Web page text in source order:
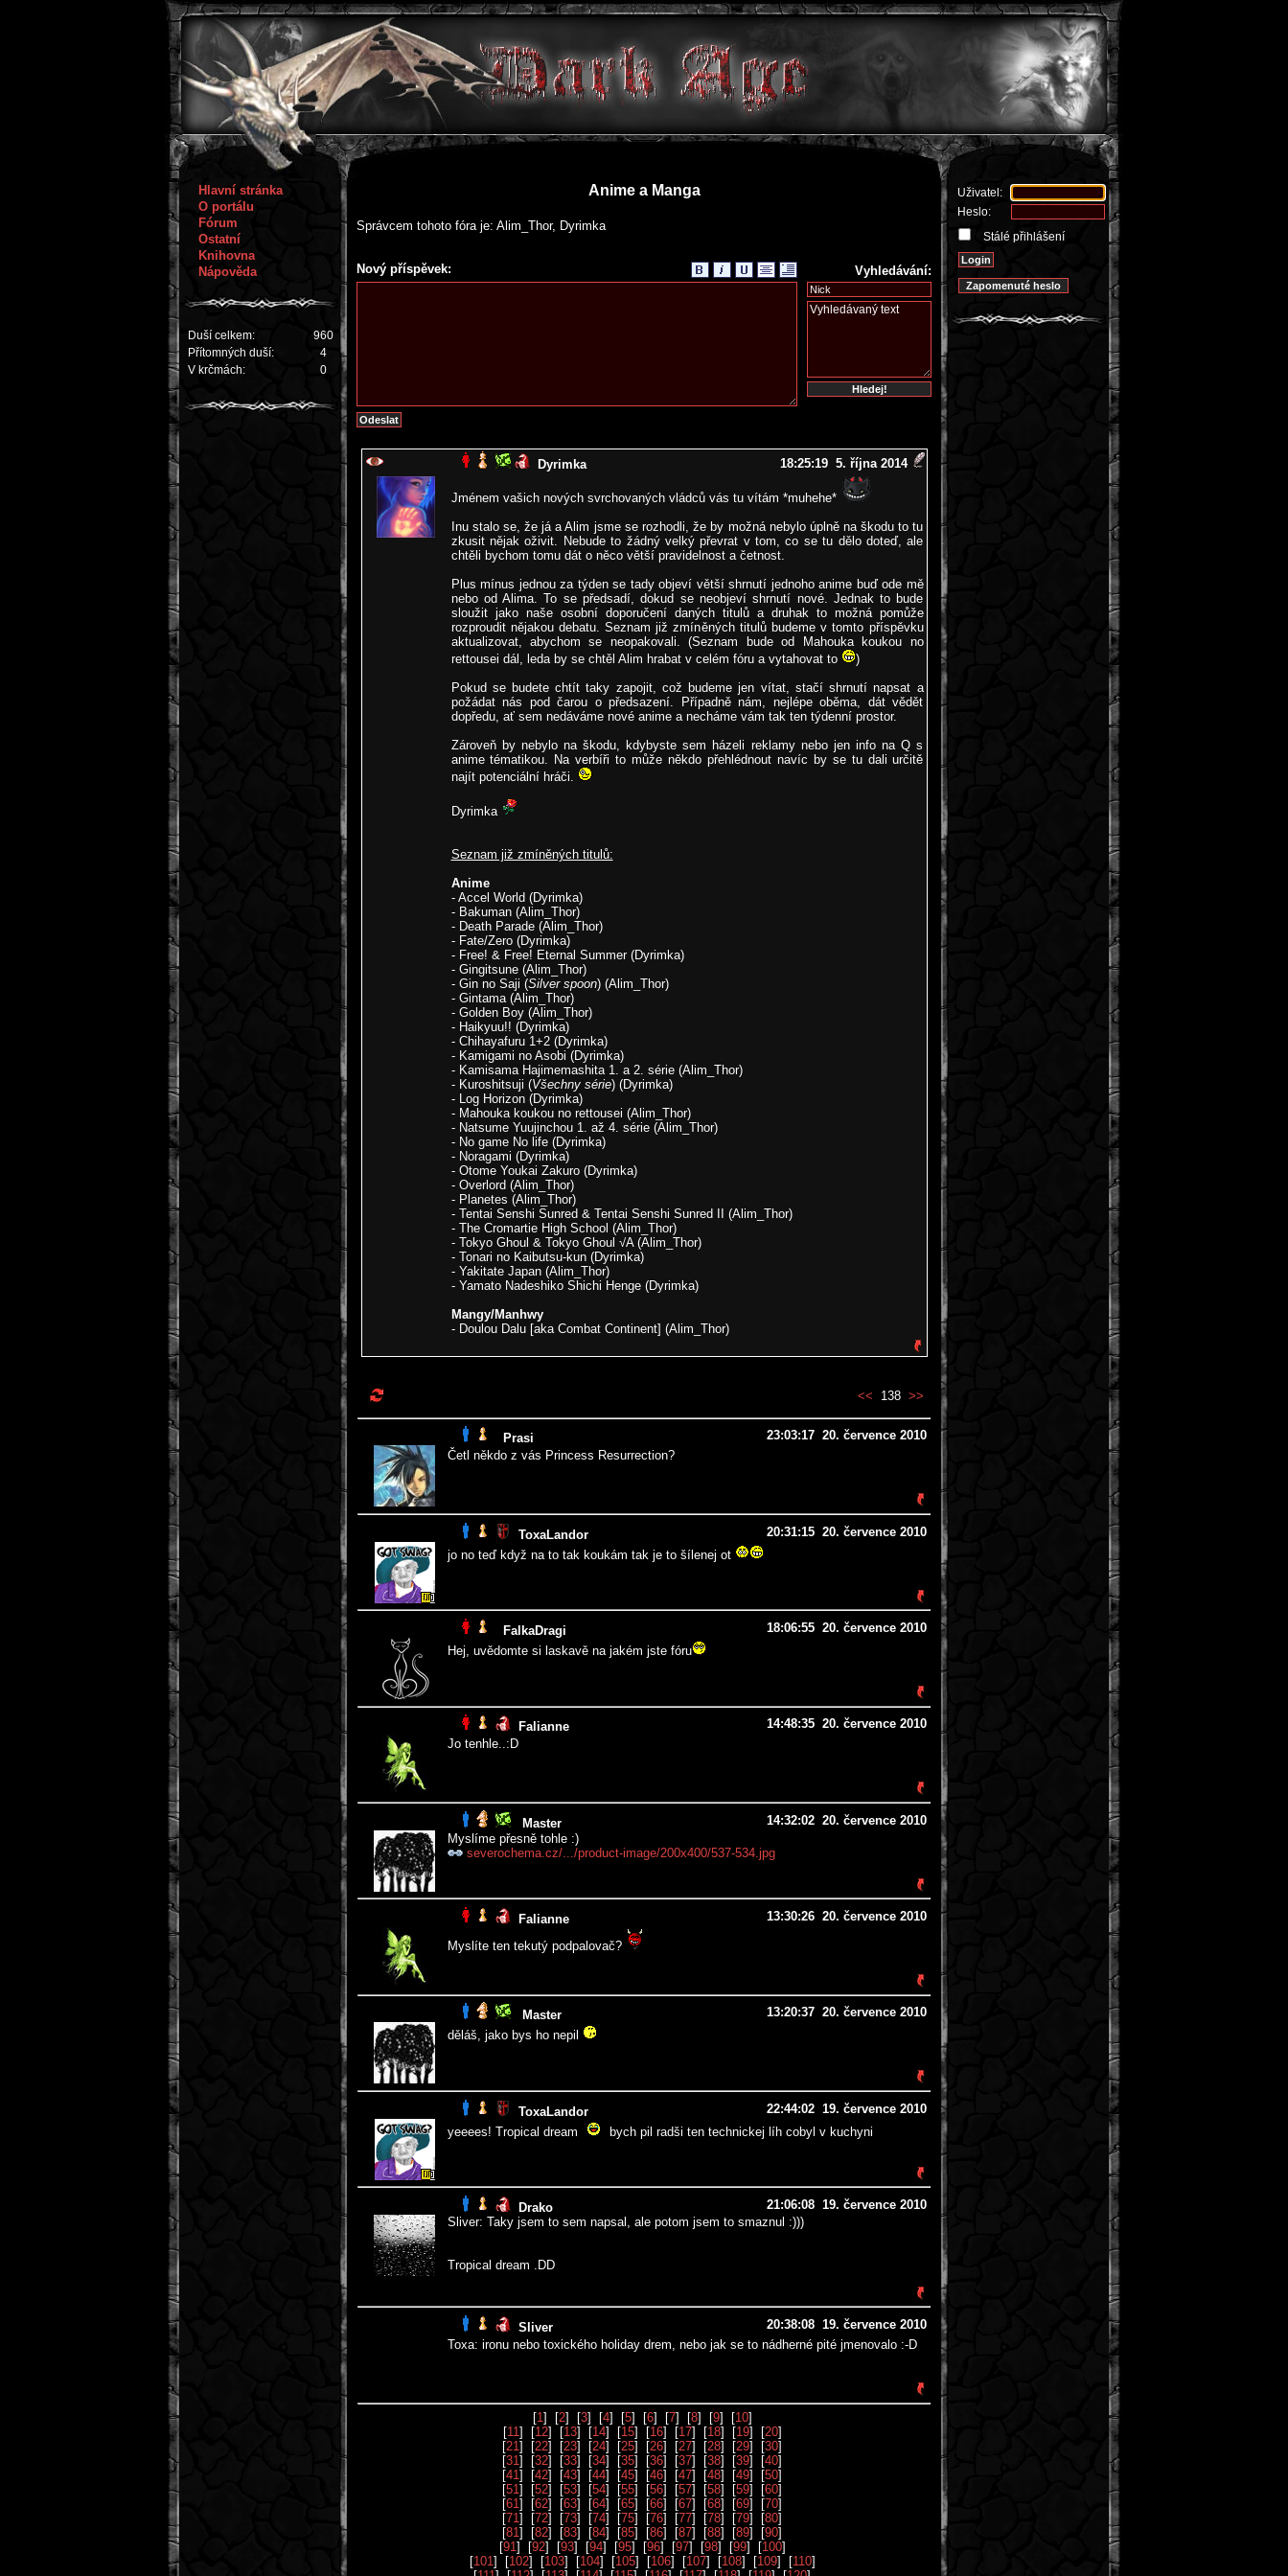
Hlavní stránka
O portálu
Fórum
Ostatní
Knihovna
Nápověda
Duší celkem:
960
Přítomných duší:
4
V krčmách:
0
Anime a Manga
Správcem tohoto fóra je: Alim_Thor, Dyrimka
Nový příspěvek: Vyhledávání:
Dyrimka 18:25:19 5. října 2014
Jménem vašich nových svrchovaných vládců vás tu vítám *muhehe*
Inu stalo se, že já a Alim jsme se rozhodli, že by možná nebylo úplně na škodu to tu
zkusit nějak oživit. Nebude to žádný velký převrat v tom, co se tu dělo doteď, ale
chtěli bychom tomu dát o něco větší pravidelnost a četnost.
Plus mínus jednou za týden se tady objeví větší shrnutí jednoho anime buď ode mě
nebo od Alima. To se předsadí, dokud se neobjeví shrnutí nové. Jednak to bude
sloužit jako naše osobní doporučení daných titulů a druhak to možná pomůže
rozproudit nějakou debatu. Seznam již zmíněných titulů budeme v tomto příspěvku
aktualizovat, abychom se neopakovali. (Seznam bude od Mahouka koukou no
rettousei dál, leda by se chtěl Alim hrabat v celém fóru a vytahovat to
)
Pokud se budete chtít taky zapojit, což budeme jen vítat, stačí shrnutí napsat a
požádat nás pod čarou o předsazení. Případně nám, nejlépe oběma, dát vědět
dopředu, ať sem nedáváme nové anime a necháme vám tak ten týdenní prostor.
Zároveň by nebylo na škodu, kdybyste sem házeli reklamy nebo jen info na Q s
anime tématikou. Na verbíři to může někdo přehlédnout navíc by se tu dali určitě
najít potenciální hráči.
Dyrimka
Seznam již zmíněných titulů:
Anime
- Accel World (Dyrimka)
- Bakuman (Alim_Thor)
- Death Parade (Alim_Thor)
- Fate/Zero (Dyrimka)
- Free! & Free! Eternal Summer (Dyrimka)
- Gingitsune (Alim_Thor)
- Gin no Saji (Silver spoon) (Alim_Thor)
- Gintama (Alim_Thor)
- Golden Boy (Alim_Thor)
- Haikyuu!! (Dyrimka)
- Chihayafuru 1+2 (Dyrimka)
- Kamigami no Asobi (Dyrimka)
- Kamisama Hajimemashita 1. a 2. série (Alim_Thor)
- Kuroshitsuji (Všechny série) (Dyrimka)
- Log Horizon (Dyrimka)
- Mahouka koukou no rettousei (Alim_Thor)
- Natsume Yuujinchou 1. až 4. série (Alim_Thor)
- No game No life (Dyrimka)
- Noragami (Dyrimka)
- Otome Youkai Zakuro (Dyrimka)
- Overlord (Alim_Thor)
- Planetes (Alim_Thor)
- Tentai Senshi Sunred & Tentai Senshi Sunred II (Alim_Thor)
- The Cromartie High School (Alim_Thor)
- Tokyo Ghoul & Tokyo Ghoul √A (Alim_Thor)
- Tonari no Kaibutsu-kun (Dyrimka)
- Yakitate Japan (Alim_Thor)
- Yamato Nadeshiko Shichi Henge (Dyrimka)
Mangy/Manhwy
- Doulou Dalu [aka Combat Continent] (Alim_Thor)
<< 138 >>
Prasi
23:03:17 20. července 2010
Četl někdo z vás Princess Resurrection?
ToxaLandor
20:31:15 20. července 2010
jo no teď když na to tak koukám tak je to šílenej ot
FalkaDragi
18:06:55 20. července 2010
Hej, uvědomte si laskavě na jakém jste fóru
Falianne
14:48:35 20. července 2010
Jo tenhle..:D
Master
14:32:02 20. července 2010
Myslíme přesně tohle :)
severochema.cz/.../product-image/200x400/537-534.jpg
Falianne 13:30:26 20. července 2010
Myslíte ten tekutý podpalovač?
Master
13:20:37 20. července 2010
děláš, jako bys ho nepil
ToxaLandor
22:44:02 19. července 2010
yeeees! Tropical dream
bych pil radši ten technickej líh cobyl v kuchyni
Drako
21:06:08 19. července 2010
Sliver: Taky jsem to sem napsal, ale potom jsem to smaznul :)))
Tropical dream .DD
Sliver
20:38:08 19. července 2010
Toxa: ironu nebo toxického holiday drem, nebo jak se to nádherné pité jmenovalo :-D
[1] [2] [3] [4] [5] [6] [7] [8] [9] [10]
[11] [12] [13] [14] [15] [16] [17] [18] [19] [20]
[21] [22] [23] [24] [25] [26] [27] [28] [29] [30]
[31] [32] [33] [34] [35] [36] [37] [38] [39] [40]
[41] [42] [43] [44] [45] [46] [47] [48] [49] [50]
[51] [52] [53] [54] [55] [56] [57] [58] [59] [60]
[61] [62] [63] [64] [65] [66] [67] [68] [69] [70]
[71] [72] [73] [74] [75] [76] [77] [78] [79] [80]
[81] [82] [83] [84] [85] [86] [87] [88] [89] [90]
[91] [92] [93] [94] [95] [96] [97] [98] [99] [100]
[101] [102] [103] [104] [105] [106] [107] [108] [109] [110]
Uživatel:
Heslo:
Stálé přihlášení